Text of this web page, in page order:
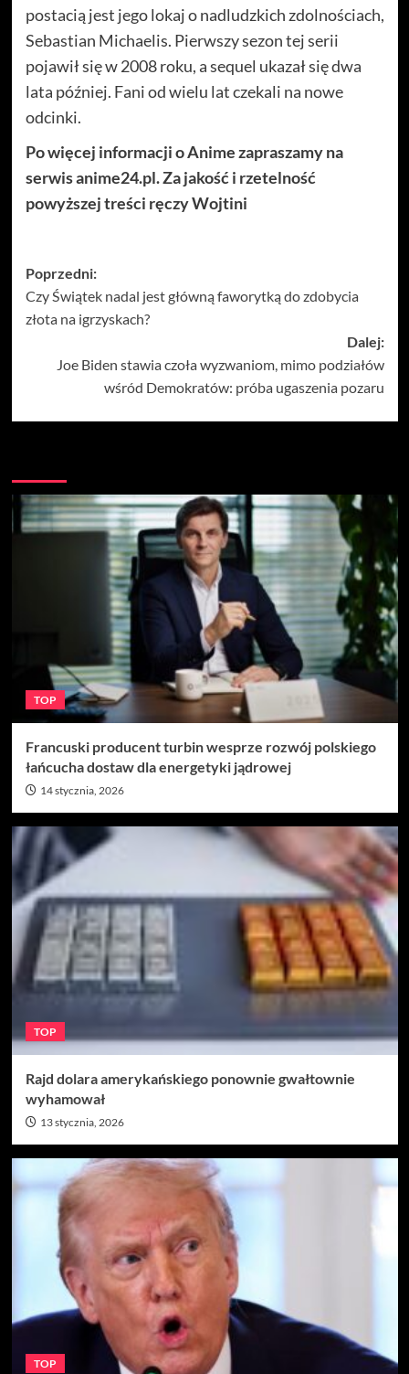
postacią jest jego lokaj o nadludzkich zdolnościach,
Sebastian Michaelis. Pierwszy sezon tej serii
pojawił się w 2008 roku, a sequel ukazał się dwa
lata później. Fani od wielu lat czekali na nowe
odcinki.
Po więcej informacji o Anime zapraszamy na
serwis anime24.pl. Za jakość i rzetelność
powyższej treści ręczy Wojtini
Zobacz
wpisy
Poprzedni:
Czy Świątek nadal jest główną faworytką do zdobycia
złota na igrzyskach?
Dalej:
Joe Biden stawia czoła wyzwaniom, mimo podziałów
wśród Demokratów: próba ugaszenia pozaru
TOP
Francuski producent turbin wesprze rozwój polskiego
łańcucha dostaw dla energetyki jądrowej
14 stycznia, 2026
TOP
Rajd dolara amerykańskiego ponownie gwałtownie
wyhamował
13 stycznia, 2026
TOP